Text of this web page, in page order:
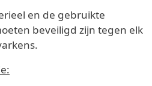
en de gebruikte
beveiligd zijn tegen elk